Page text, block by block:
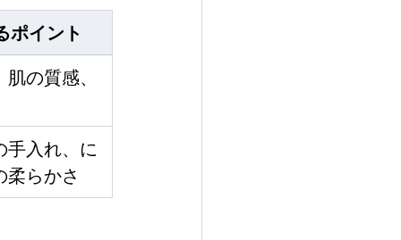
ポイント
の質感、
手入れ、に
柔らかさ